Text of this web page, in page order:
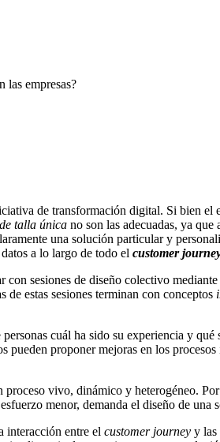
las empresas?
de transformación digital. Si bien
de talla única no son las adecuadas, ya
una solución particular y
a lo largo de todo el customer
con sesiones de diseño colectivo
estas sesiones terminan con conceptos
cuál ha sido su experiencia y
pueden proponer mejoras en los
proceso vivo, dinámico y heterogéneo.
menor, demanda el diseño de una
interacción entre el customer journey y las